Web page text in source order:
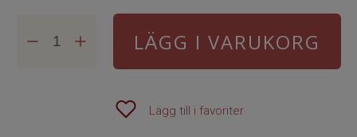
LÄGG I VARUKORG
Lägg till i favoriter